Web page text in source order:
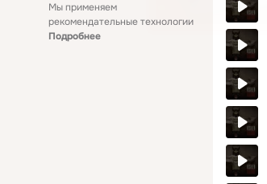
Мы применяем
рекомендательные технологии
Подробнее